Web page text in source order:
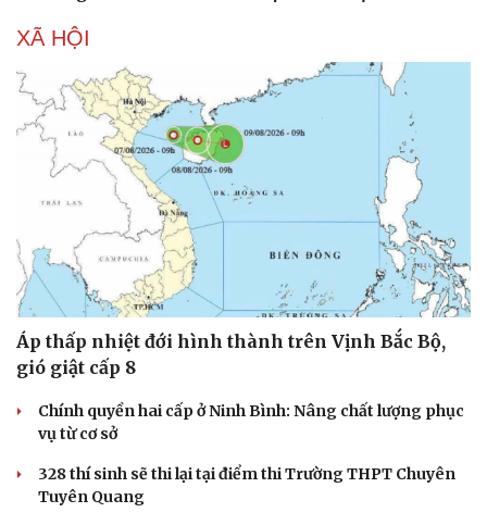
XÃ HỘI
Áp thấp nhiệt đới hình thành trên Vịnh Bắc Bộ,
gió giật cấp 8
Chính quyền hai cấp ở Ninh Bình: Nâng chất lượng phục
vụ từ cơ sở
328 thí sinh sẽ thi lại tại điểm thi Trường THPT Chuyên
Tuyên Quang